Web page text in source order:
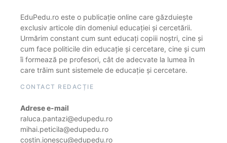
EduPedu.ro este o publicație online care găzduiește
exclusiv articole din domeniul educației și cercetării.
Urmărim constant cum sunt educați copiii noștri, cine și
cum face politicile din educație și cercetare, cine și cum
îi formează pe profesori, cât de adecvate la lumea în
care trăim sunt sistemele de educație și cercetare.
CONTACT REDACȚIE
Adrese e-mail
raluca.pantazi@edupedu.ro
mihai.peticila@edupedu.ro
costin.ionescu@edupedu.ro